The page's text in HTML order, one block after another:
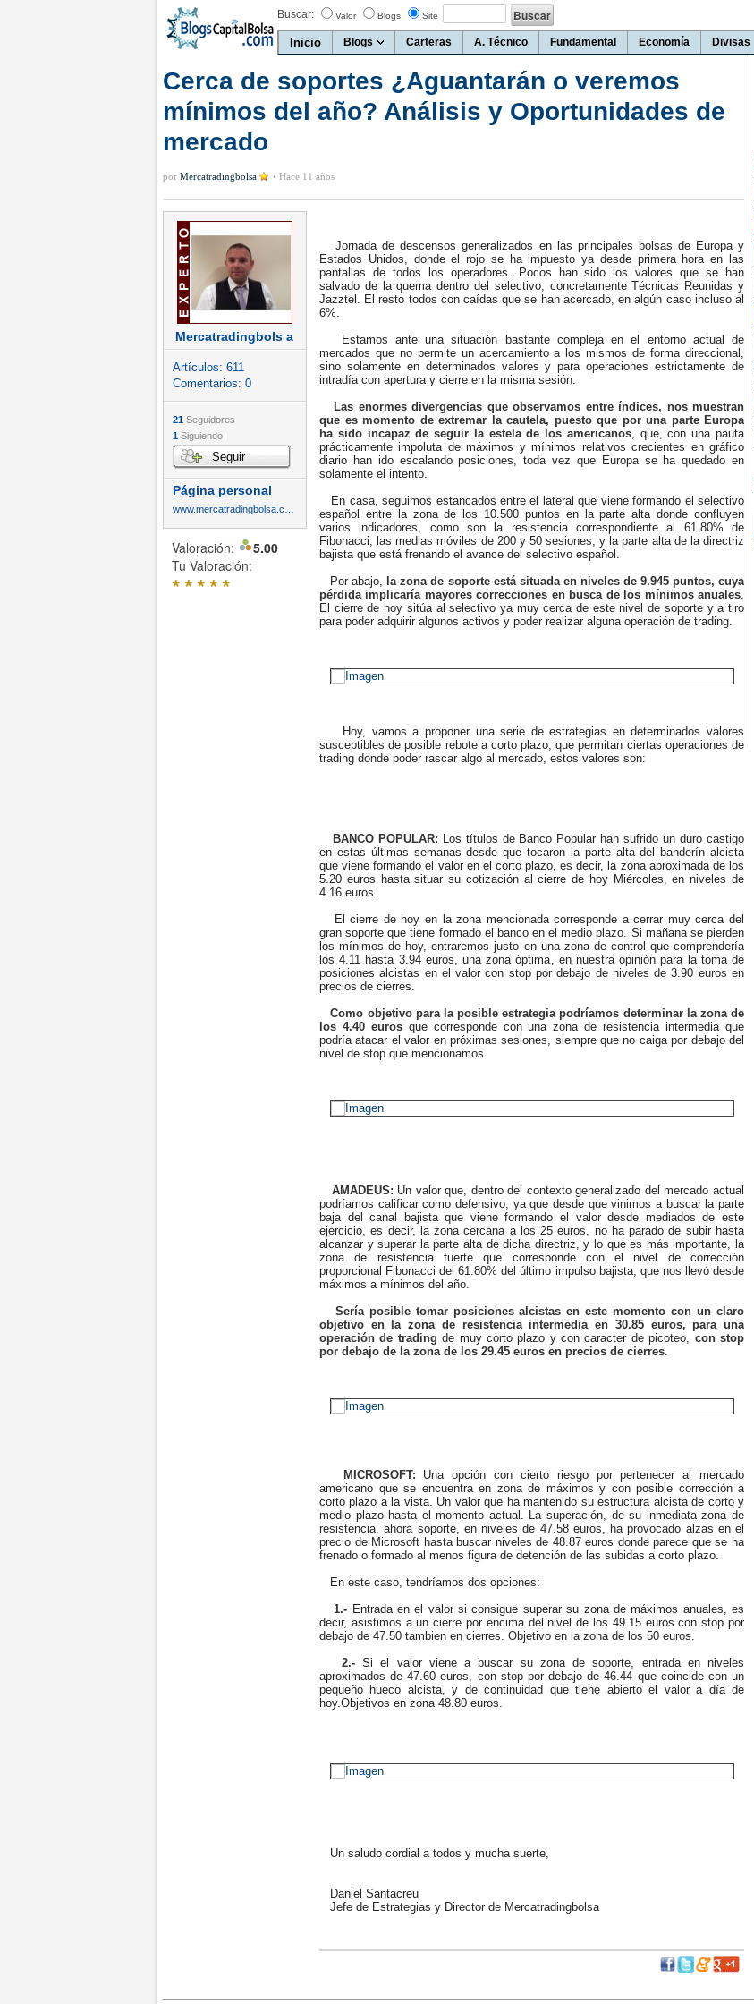
Buscar: Valor Blogs Site
Inicio Blogs Carteras A. Técnico Fundamental Economía Divisas
Cerca de soportes ¿Aguantarán o veremos
mínimos del año? Análisis y Oportunidades de
mercado
por Mercatradingbolsa • Hace 11 años
Mercatradingbols a
Artículos: 611
Comentarios: 0
21 Seguidores
1 Siguiendo
Seguir
Página personal
Valoración:
5.00
Tu Valoración:
*****
Jornada de descensos generalizados en las principales bolsas de Europa y
Estados Unidos, donde el rojo se ha impuesto ya desde primera hora en las
pantallas de todos los operadores. Pocos han sido los valores que se han
salvado de la quema dentro del selectivo, concretamente Técnicas Reunidas y
Jazztel. El resto todos con caídas que se han acercado, en algún caso incluso al
6%.
Estamos ante una situación bastante compleja en el entorno actual de
mercados que no permite un acercamiento a los mismos de forma direccional,
sino solamente en determinados valores y para operaciones estrictamente de
intradía con apertura y cierre en la misma sesión.
Las enormes divergencias que observamos entre índices, nos muestran
que es momento de extremar la cautela, puesto que por una parte Europa
ha sido incapaz de seguir la estela de los americanos, que, con una pauta
prácticamente impoluta de máximos y mínimos relativos crecientes en gráfico
diario han ido escalando posiciones, toda vez que Europa se ha quedado en
solamente el intento.
En casa, seguimos estancados entre el lateral que viene formando el selectivo
español entre la zona de los 10.500 puntos en la parte alta donde confluyen
varios indicadores, como son la resistencia correspondiente al 61.80% de
Fibonacci, las medias móviles de 200 y 50 sesiones, y la parte alta de la directriz
bajista que está frenando el avance del selectivo español.
Por abajo, la zona de soporte está situada en niveles de 9.945 puntos, cuya
pérdida implicaría mayores correcciones en busca de los mínimos anuales.
El cierre de hoy sitúa al selectivo ya muy cerca de este nivel de soporte y a tiro
para poder adquirir algunos activos y poder realizar alguna operación de trading.
Hoy, vamos a proponer una serie de estrategias en determinados valores
susceptibles de posible rebote a corto plazo, que permitan ciertas operaciones de
trading donde poder rascar algo al mercado, estos valores son:
BANCO POPULAR: Los títulos de Banco Popular han sufrido un duro castigo
en estas últimas semanas desde que tocaron la parte alta del banderín alcista
que viene formando el valor en el corto plazo, es decir, la zona aproximada de los
5.20 euros hasta situar su cotización al cierre de hoy Miércoles, en niveles de
4.16 euros.
El cierre de hoy en la zona mencionada corresponde a cerrar muy cerca del
gran soporte que tiene formado el banco en el medio plazo. Si mañana se pierden
los mínimos de hoy, entraremos justo en una zona de control que comprendería
los 4.11 hasta 3.94 euros, una zona óptima, en nuestra opinión para la toma de
posiciones alcistas en el valor con stop por debajo de niveles de 3.90 euros en
precios de cierres.
Como objetivo para la posible estrategia podríamos determinar la zona de
los 4.40 eurosque corresponde con una zona de resistencia intermedia que
podría atacar el valor en próximas sesiones, siempre que no caiga por debajo del
nivel de stop que mencionamos.
AMADEUS: Un valor que, dentro del contexto generalizado del mercado actual
podríamos calificar como defensivo, ya que desde que vinimos a buscar la parte
baja del canal bajista que viene formando el valor desde mediados de este
ejercicio, es decir, la zona cercana a los 25 euros, no ha parado de subir hasta
alcanzar y superar la parte alta de dicha directriz, y lo que es más importante, la
zona de resistencia fuerte que corresponde con el nivel de corrección
proporcional Fibonacci del 61.80% del último impulso bajista, que nos llevó desde
máximos a mínimos del año.
Sería posible tomar posiciones alcistas en este momento con un claro
objetivo en la zona de resistencia intermedia en 30.85 euros, para una
operación de trading de muy corto plazo y con caracter de picoteo, con stop
por debajo de la zona de los 29.45 euros en precios de cierres.
MICROSOFT:
Una opción con cierto riesgo por pertenecer al mercado
americano que se encuentra en zona de máximos y con posible corrección a
corto plazo a la vista. Un valor que ha mantenido su estructura alcista de corto y
medio plazo hasta el momento actual. La superación, de su inmediata zona de
resistencia, ahora soporte, en niveles de 47.58 euros, ha provocado alzas en el
precio de Microsoft hasta buscar niveles de 48.87 euros donde parece que se ha
frenado o formado al menos figura de detención de las subidas a corto plazo.
En este caso, tendríamos dos opciones:
1.- Entrada en el valor si consigue superar su zona de máximos anuales, es
decir, asistimos a un cierre por encima del nivel de los 49.15 euros con stop por
debajo de 47.50 tambien en cierres. Objetivo en la zona de los 50 euros.
2.-Si el valor viene a buscar su zona de soporte, entrada en niveles
aproximados de 47.60 euros, con stop por debajo de 46.44 que coincide con un
pequeño hueco alcista, y de continuidad que tiene abierto el valor a día de
hoy.Objetivos en zona 48.80 euros.
Un saludo cordial a todos y mucha suerte,
Daniel Santacreu
Jefe de Estrategias y Director de Mercatradingbolsa